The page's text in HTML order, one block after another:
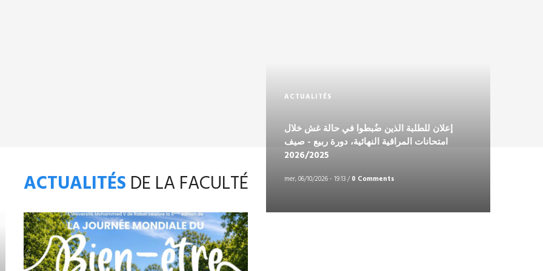
ACTUALITÉS DE LA FACULTÉ
ACTUALITÉS
إعلان للطلبة الذين ضُبطوا في حالة غش خلال
امتحانات المراقية النهائية، دورة ربيع - صيف
2026/2025
mer, 06/10/2026 - 19:13/0 Comments